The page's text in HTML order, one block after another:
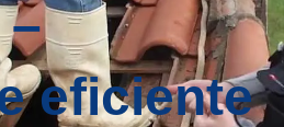
eficiente